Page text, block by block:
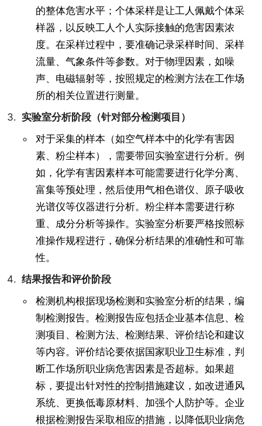
的整体危害水平；个体采样是让工人佩戴个体采
样器，以反映工人个人实际接触的危害因素浓
度。在采样过程中，要准确记录采样时间、采样
流量、气象条件等参数。对于物理因素，如噪
声、电磁辐射等，按照规定的检测方法在工作场
所的相关位置进行测量。
实验室分析阶段（针对部分检测项目）
对于采集的样本（如空气样本中的化学有害因
素、粉尘样本），需要带回实验室进行分析。例
如，化学有害因素样本可能需要进行化学分离、
富集等预处理，然后使用气相色谱仪、原子吸收
光谱仪等仪器进行分析。粉尘样本需要进行称
重、成分分析等操作。实验室分析要严格按照标
准操作规程进行，确保分析结果的准确性和可靠
性。
结果报告和评价阶段
检测机构根据现场检测和实验室分析的结果，编
制检测报告。检测报告应包括企业基本信息、检
测项目、检测方法、检测结果、评价结论和建议
等内容。评价结论要依据国家职业卫生标准，判
断工作场所职业病危害因素是否超标。如果超
标，要提出针对性的控制措施建议，如改进通风
系统、更换低毒原材料、加强个人防护等。企业
根据检测报告采取相应的措施，以降低职业病危